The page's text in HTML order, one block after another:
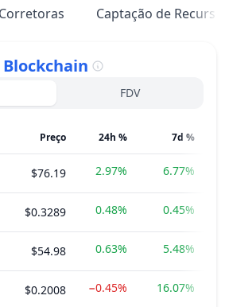
Corretoras Captação de Recursos
Blockchain
FDV
Preço 24h % 7d %
$76.19 2.97% 6.77%
$0.3289 0.48% 0.45%
$54.98 0.63% 5.48%
$0.2008 −0.45% 16.07%